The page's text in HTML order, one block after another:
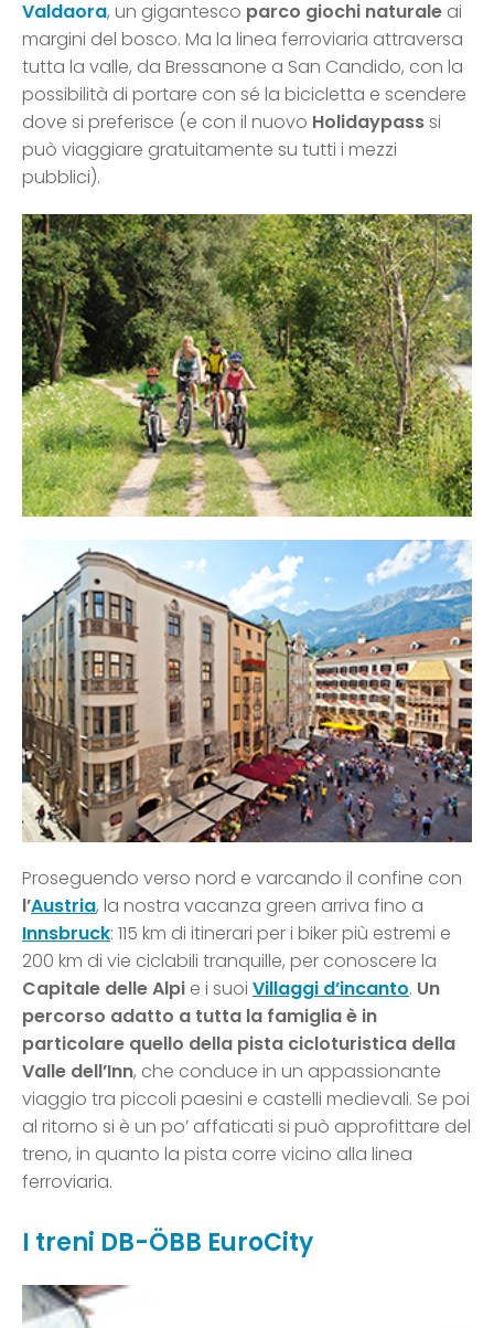
Valdaora, un gigantesco parco giochi naturale ai
margini del bosco. Ma la linea ferroviaria attraversa
tutta la valle, da Bressanone a San Candido, con la
possibilità di portare con sé la bicicletta e scendere
dove si preferisce (e con il nuovo Holidaypasssi
può viaggiare gratuitamente su tutti i mezzi
pubblici).
Proseguendo verso nord e varcando il confine con
l’Austria, la nostra vacanza green arriva fino a
Innsbruck: 115 km di itinerari per i biker più estremi e
200 km di vie ciclabili tranquille, per conoscere la
Capitale delle Alpi e i suoi Villaggi d’incanto. Un
percorso adatto a tutta la famiglia è in
particolare quello della pista cicloturistica della
Valle dell’Inn, che conduce in un appassionante
viaggio tra piccoli paesini e castelli medievali. Se poi
al ritorno si è un po’ affaticati si può approfittare del
treno, in quanto la pista corre vicino alla linea
ferroviaria.
I treni DB-ÖBB EuroCity